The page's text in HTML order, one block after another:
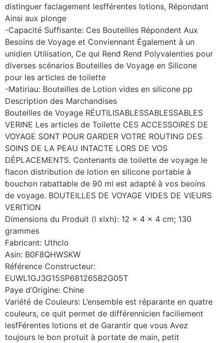
distinguer faclagement lesfférentes lotions, Répondant
Ainsi aux plonge
-Capacité Suffisante: Ces Bouteilles Répondent Aux
Besoins de Voyage et Conviennant Également à un
unidien Utilisation, Ce qui Rend Rend Polyvalenties pour
diverses scénarios Bouteilles de Voyage en Silicone
pour les articles de toilette
-Matiriau: Bouteilles de Lotion vides en silicone pp
Description des Marchandises
Bouteilles de Voyage RÉUTILISABLESSABLESSABLES
VERINE Les articles de Toilette CES ACCESSOIRES DE
VOYAGE SONT POUR GARDER VOTRE ROUTING DES
SOINS DE LA PEAU INTACTE LORS DE VOS
DÉPLACEMENTS. Contenants de toilette de voyage le
flacon distribution de lotion en silicone portable à
bouchon rabattable de 90 ml est adapté à vos beoins
de voyage. BOUTEILLES DE VOYAGE VIDES DE VIEURS
VERITION
Dimensions du Produit (l xlxh): 12 x 4 x 4 cm; 130
grammes
Fabricant: Uthclo
Asin: B0F8QHWSKW
Référence Constructeur:
EUWL1GJ3G15SP681265B2G05T
Paye d’Origine: Chine
Variété de Couleurs: L’ensemble est réparante en quatre
couleurs, ce quit permet de différennicien faciliement
lesfFérentes lotions et de Garantir que vous Avez
toujours le bon protuit à portate de main, petit